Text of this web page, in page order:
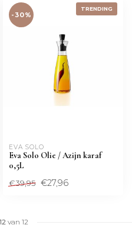
TRENDING
-30%
EVA SOLO
Eva Solo Olie / Azijn karaf
0,5L
€39,95 €27,96
12van 12